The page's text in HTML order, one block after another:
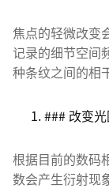
焦点的轻微改变
记录的细节空间
种条纹之间的相
### 改变
根据目前的数码
数会产生衍射现